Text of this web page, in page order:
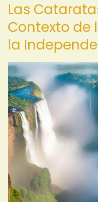
Las
Contexto de
la